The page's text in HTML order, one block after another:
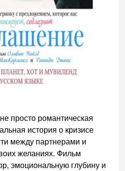
просто романтическая
история о кризисе
между партнерами и
желаниях. Фильм
эмоциональную глубину и